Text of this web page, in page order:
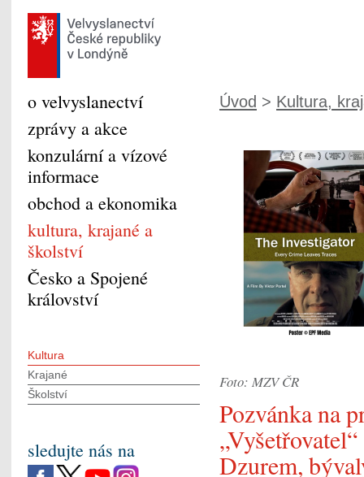
Úvod > Kultura,
Foto: MZV ČR
Pozvánka na
Dzurem,
o velvyslanectví
zprávy a akce
konzulární a vízové
informace
obchod a ekonomika
kultura, krajané a
školství
Česko a Spojené
království
Kultura
Krajané
Školství
sledujte nás na